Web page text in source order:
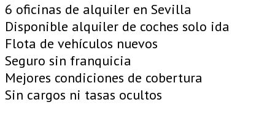
6 oficinas de alquiler en Sevilla
Disponible alquiler de coches solo ida
Flota de vehículos nuevos
Seguro sin franquicia
Mejores condiciones de cobertura
Sin cargos ni tasas ocultos